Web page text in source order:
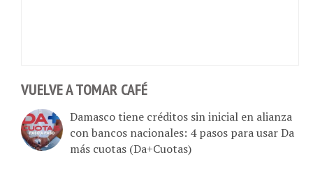
VUELVE A TOMAR CAFÉ
Damasco tiene créditos sin inicial en alianza
con bancos nacionales: 4 pasos para usar Da
más cuotas (Da+Cuotas)